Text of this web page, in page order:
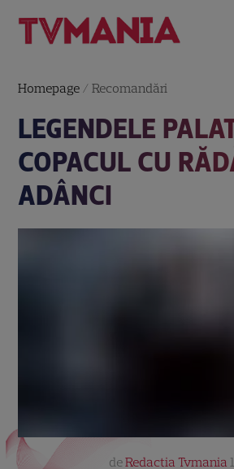
Homepage /Recomandări
LEGENDELE
COPACUL CU
ADÂNCI
deRedactia Tvmania